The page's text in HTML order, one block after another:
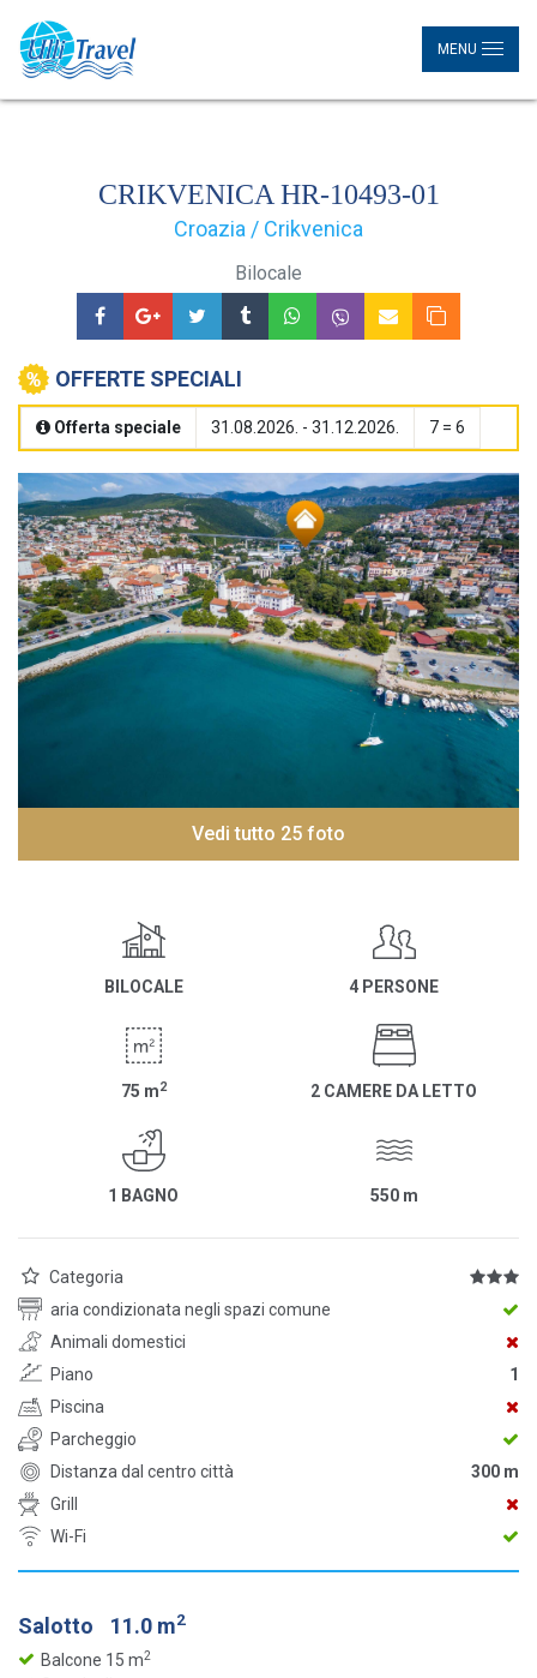
MENU
CRIKVENICA HR-10493-01
Croazia / Crikvenica
Bilocale
OFFERTE SPECIALI
Offerta speciale 31.08.2026. - 31.12.2026. 7 = 6
Vedi tutto 25 foto
BILOCALE 4 PERSONE
75 m2 2 CAMERE DA LETTO
1 BAGNO 550 m
Categoria
aria condizionata negli spazi comune
Animali domestici
Piano
1
Piscina
Parcheggio
Distanza dal centro città
300 m
Grill
Wi-Fi
Salotto 11.0 m2
Balcone 15 m2